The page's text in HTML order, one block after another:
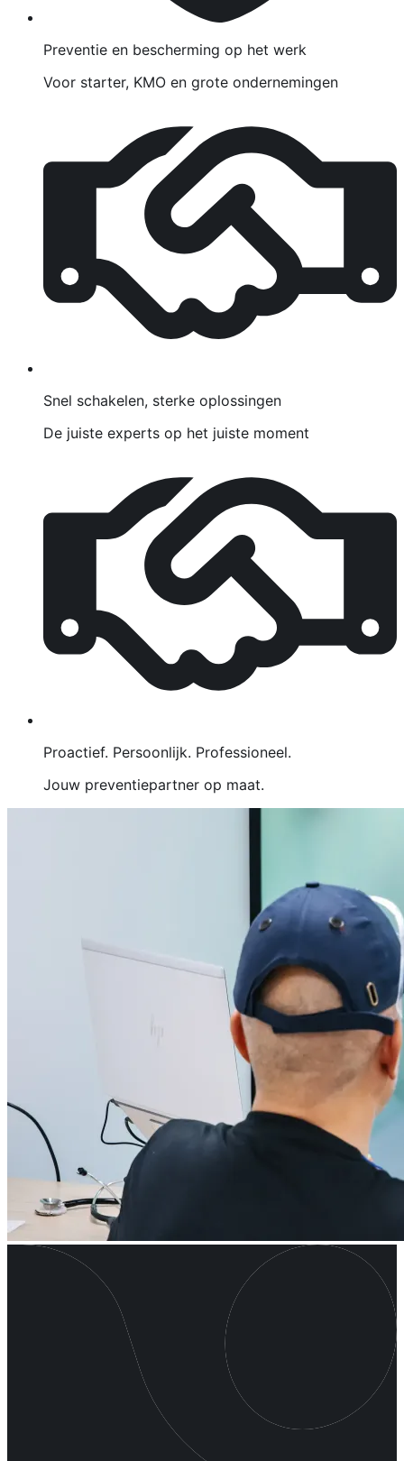
Preventie en bescherming op het werk
Voor starter, KMO en grote ondernemingen
Snel schakelen, sterke oplossingen
De juiste experts op het juiste moment
Proactief. Persoonlijk. Professioneel.
Jouw preventiepartner op maat.